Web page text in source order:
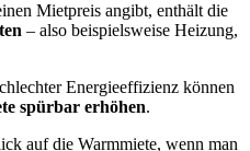
Mietpreis angibt, enthält die
– also beispielsweise Heizung,
Energieeffizienz können
spürbar erhöhen.
auf die Warmmiete, wenn man